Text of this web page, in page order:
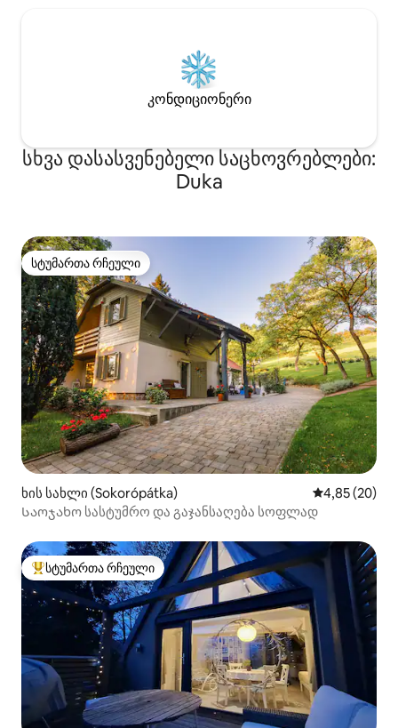
კონდიციონერი
სხვა დასასვენებელი საცხოვრებლები:
Duka
სტუმართა რჩეული
სტუმართა რჩეული
ხის სახლი (Sokorópátka) საშუალო
4,85 (20)
Საოჯახო სასტუმრო და გაჯანსაღება სოფლად
სტუმართა რჩეული მოწინავე ვარიანტი
სტუმართა რჩეული